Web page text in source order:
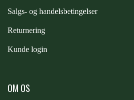
RACING TACK
Salgs- og handelsbetingelser
Returnering
Kunde login
OM OS